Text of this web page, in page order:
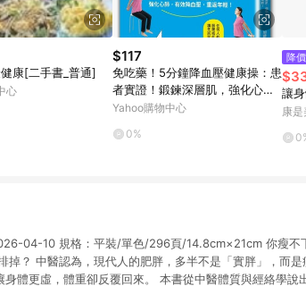
康[二手書_普通]
心
$117
免吃藥！5分鐘降血壓健康操：患
者實證！鍛鍊深層肌，強化心
肺，有效降血壓、重返[二手書_
Yahoo購物中心
0%
降價
讓
康
04-10 規格：平裝/單色/296頁/14.8cm×21cm 你瘦不
？ 中醫認為，現代人的肥胖，多半不是「實胖」，而是
體更虛，體重卻反覆回來。 本書從中醫體質與經絡學說